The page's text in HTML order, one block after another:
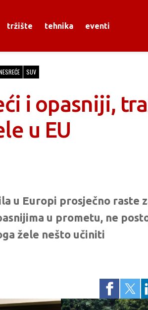
tržište tehnika eventi
SUV
i opasniji,
u EU
u Europi prosječno raste
u prometu, ne
žele nešto učiniti